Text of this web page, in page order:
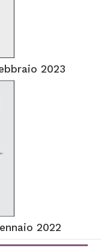
2023
2022